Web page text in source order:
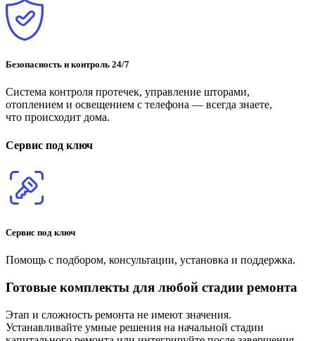
Безопасность и контроль 24/7
Система контроля протечек, управление шторами,
отоплением и освещением с телефона — всегда знаете,
что происходит дома.
Сервис под ключ
Сервис под ключ
Помощь с подбором, консультации, установка и поддержка.
Готовые комплекты для любой стадии ремонта
Этап и сложность ремонта не имеют значения.
Устанавливайте умные решения на начальной стадии